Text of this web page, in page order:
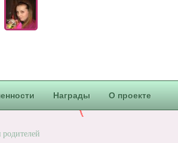
Награды О проекте